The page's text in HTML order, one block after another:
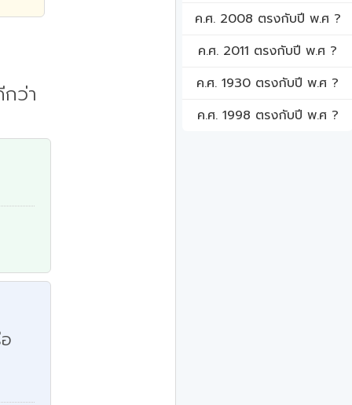
ว่า
ค.ศ. 2008 ตรงกับปี พ.ศ ?
ค.ศ. 2011 ตรงกับปี พ.ศ ?
ค.ศ. 1930 ตรงกับปี พ.ศ ?
ค.ศ. 1998 ตรงกับปี พ.ศ ?